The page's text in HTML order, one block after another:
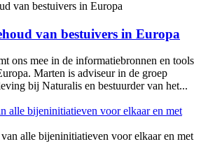
van bestuivers in Europa
ons mee in de informatiebronnen en tools
Marten is adviseur in de groep
bij Naturalis en bestuurder van het...
alle bijeninitiatieven voor elkaar en met